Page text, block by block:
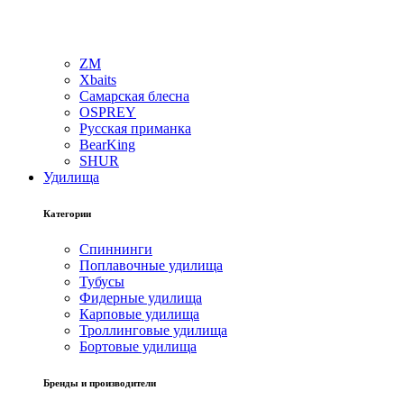
ZM
Xbaits
Самарская блесна
OSPREY
Русская приманка
BearKing
SHUR
Удилища
Категории
Спиннинги
Поплавочные удилища
Тубусы
Фидерные удилища
Карповые удилища
Троллинговые удилища
Бортовые удилища
Бренды и производители